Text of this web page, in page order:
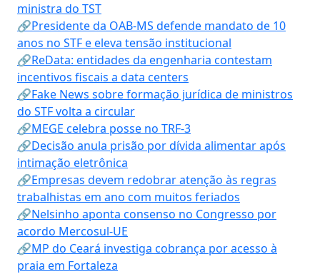
ministra do TST
🔗Presidente da OAB-MS defende mandato de 10
anos no STF e eleva tensão institucional
🔗ReData: entidades da engenharia contestam
incentivos fiscais a data centers
🔗Fake News sobre formação jurídica de ministros
do STF volta a circular
🔗MEGE celebra posse no TRF-3
🔗Decisão anula prisão por dívida alimentar após
intimação eletrônica
🔗Empresas devem redobrar atenção às regras
trabalhistas em ano com muitos feriados
🔗Nelsinho aponta consenso no Congresso por
acordo Mercosul-UE
🔗MP do Ceará investiga cobrança por acesso à
praia em Fortaleza